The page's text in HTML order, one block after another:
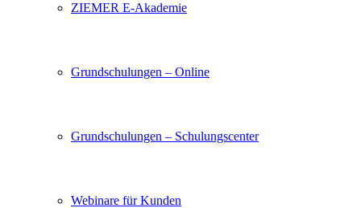
ZIEMER E-Akademie
Grundschulungen – Online
Grundschulungen – Schulungscenter
Webinare für Kunden